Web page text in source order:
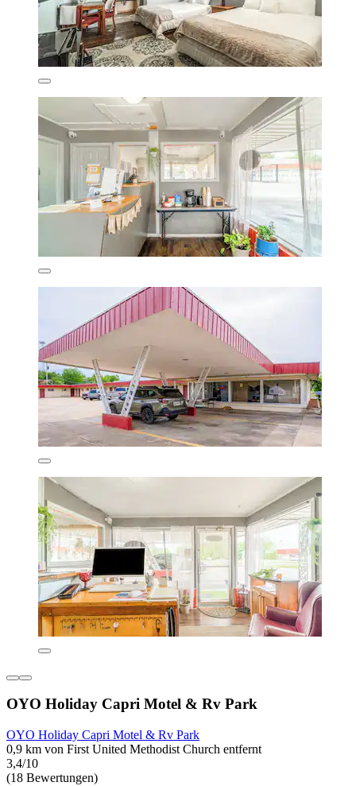
OYO Holiday Capri Motel & Rv Park
OYO Holiday Capri Motel & Rv Park
0,9 km von First United Methodist Church entfernt
3,4/10
(18 Bewertungen)